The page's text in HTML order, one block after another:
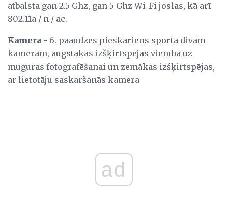
atbalsta gan 2.5 Ghz, gan 5 Ghz Wi-Fi joslas, kā arī
802.11a / n / ac.
Kamera - 6. paaudzes pieskāriens sporta divām
kamerām, augstākas izšķirtspējas vienība uz
muguras fotografēšanai un zemākas izšķirtspējas,
ar lietotāju saskaršanās kamera
ad